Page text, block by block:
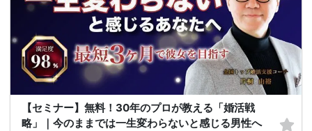
【セミナー】無料！30年のプロが教える「婚活戦
略」｜今のままでは一生変わらないと感じる男性へ